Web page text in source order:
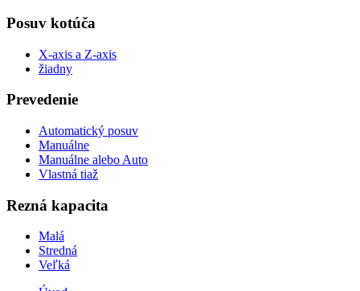
Posuv kotúča
X-axis a Z-axis
žiadny
Prevedenie
Automatický posuv
Manuálne
Manuálne alebo Auto
Vlastná tiaž
Rezná kapacita
Malá
Stredná
Veľká